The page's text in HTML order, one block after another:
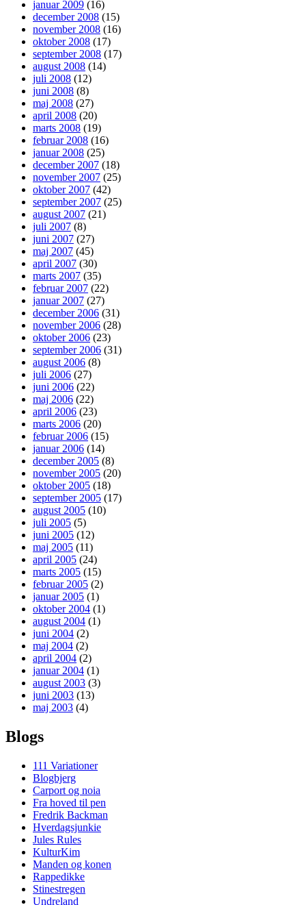
januar 2009 (16)
december 2008 (15)
november 2008 (16)
oktober 2008 (17)
september 2008 (17)
august 2008 (14)
juli 2008 (12)
juni 2008 (8)
maj 2008 (27)
april 2008 (20)
marts 2008 (19)
februar 2008 (16)
januar 2008 (25)
december 2007 (18)
november 2007 (25)
oktober 2007 (42)
september 2007 (25)
august 2007 (21)
juli 2007 (8)
juni 2007 (27)
maj 2007 (45)
april 2007 (30)
marts 2007 (35)
februar 2007 (22)
januar 2007 (27)
december 2006 (31)
november 2006 (28)
oktober 2006 (23)
september 2006 (31)
august 2006 (8)
juli 2006 (27)
juni 2006 (22)
maj 2006 (22)
april 2006 (23)
marts 2006 (20)
februar 2006 (15)
januar 2006 (14)
december 2005 (8)
november 2005 (20)
oktober 2005 (18)
september 2005 (17)
august 2005 (10)
juli 2005 (5)
juni 2005 (12)
maj 2005 (11)
april 2005 (24)
marts 2005 (15)
februar 2005 (2)
januar 2005 (1)
oktober 2004 (1)
august 2004 (1)
juni 2004 (2)
maj 2004 (2)
april 2004 (2)
januar 2004 (1)
august 2003 (3)
juni 2003 (13)
maj 2003 (4)
Blogs
111 Variationer
Blogbjerg
Carport og noia
Fra hoved til pen
Fredrik Backman
Hverdagsjunkie
Jules Rules
KulturKim
Manden og konen
Rappedikke
Stinestregen
Undreland